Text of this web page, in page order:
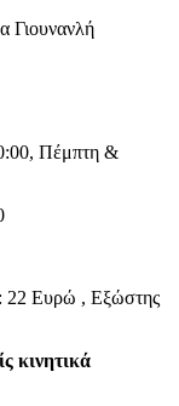
Γιουνανλή
Πέμπτη &
22 Ευρώ , Εξώστης
κινητικά